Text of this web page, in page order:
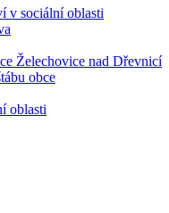
v sociální oblasti
Želechovice nad Dřevnicí
obce
oblasti